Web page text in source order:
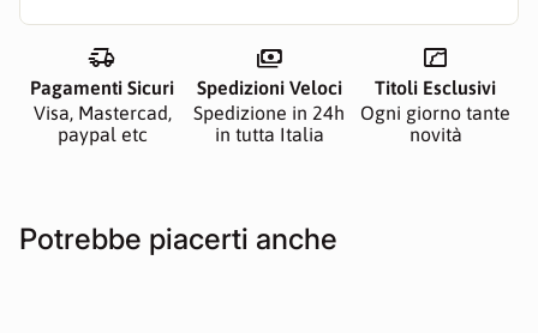
delivery_truck_speed
Pagamenti Sicuri
Visa, Mastercad,
paypal etc
payments
Spedizioni Veloci
Spedizione in 24h
in tutta Italia
manga
Titoli Esclusivi
Ogni giorno tante
novità
Potrebbe piacerti anche